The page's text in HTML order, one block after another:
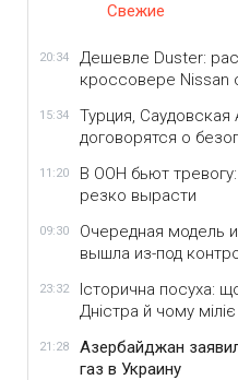
Свежие
20:34
Дешевле Duster:
кроссовере Nissan
15:34
Турция, Саудовская
договорятся о
11:20
В ООН бьют
резко вырасти
09:30
Очередная модель
вышла из-под
23:32
Історична посуха:
Дністра й чому
21:28
Азербайджан
газ в Украину